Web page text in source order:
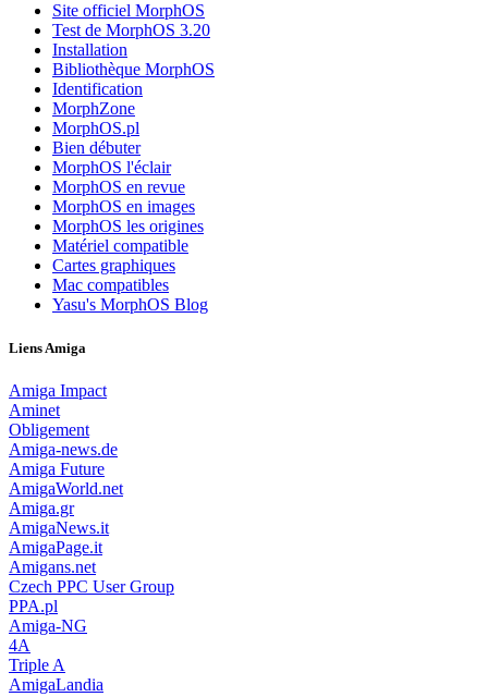
Site officiel MorphOS
Test de MorphOS 3.20
Installation
Bibliothèque MorphOS
Identification
MorphZone
MorphOS.pl
Bien débuter
MorphOS l'éclair
MorphOS en revue
MorphOS en images
MorphOS les origines
Matériel compatible
Cartes graphiques
Mac compatibles
Yasu's MorphOS Blog
Liens Amiga
Amiga Impact
Aminet
Obligement
Amiga-news.de
Amiga Future
AmigaWorld.net
Amiga.gr
AmigaNews.it
AmigaPage.it
Amigans.net
Czech PPC User Group
PPA.pl
Amiga-NG
4A
Triple A
AmigaLandia